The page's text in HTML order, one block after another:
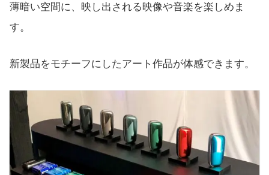
薄暗い空間に、映し出される映像や音楽を楽しめま
す。
新製品をモチーフにしたアート作品が体感できます。